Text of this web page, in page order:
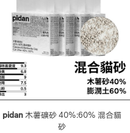
pidan木薯礦砂 40%:60% 混合貓
砂